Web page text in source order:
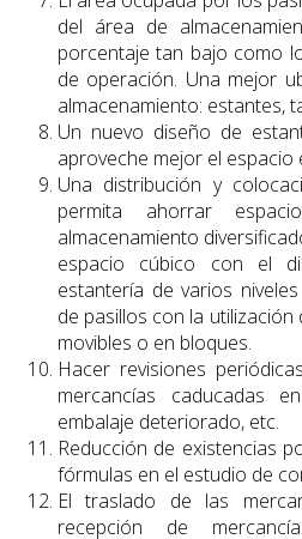
del área de
porcentaje tan bajo como
de operación. Una mejor
almacenamiento: estantes,
Un nuevo diseño de
aproveche mejor el espacio
Una distribución y
permita ahorrar
almacenamiento
espacio cúbico con el
estantería de varios
de pasillos con la
movibles o en bloques.
Hacer revisiones
mercancías caducadas
embalaje deteriorado, etc.
Reducción de existencias
fórmulas en el estudio de
El traslado de las
recepción de